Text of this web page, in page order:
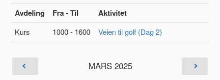
Avdeling Fra - Til Aktivitet
Kurs 1000 - 1600 Veien til golf (Dag 2)
MARS 2025